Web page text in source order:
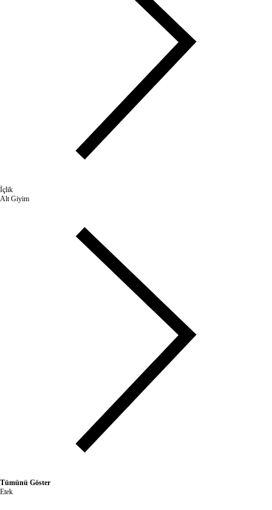
İçlik
Alt Giyim
Tümünü Göster
Etek